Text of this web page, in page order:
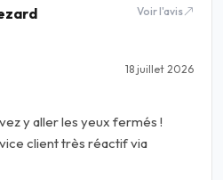
18 juillet 2026
y aller les yeux fermés !
client très réactif via
Voir l'avis